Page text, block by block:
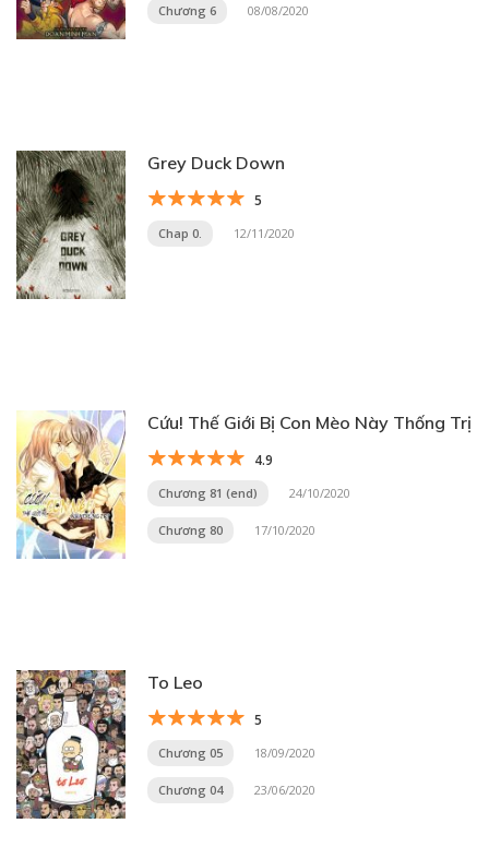
Chương 6 08/08/2020
Grey Duck Down
5
Chap 0. 12/11/2020
Cứu! Thế Giới Bị Con Mèo Này Thống Trị
4.9
Chương 81 (end) 24/10/2020
Chương 80 17/10/2020
To Leo
5
Chương 05 18/09/2020
Chương 04 23/06/2020